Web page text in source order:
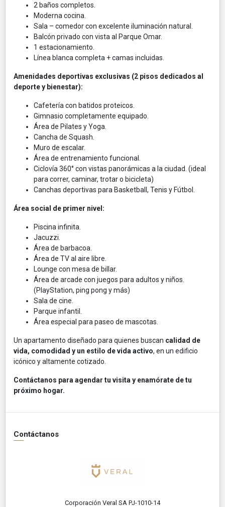
2 baños completos.
Moderna cocina.
Sala – comedor con excelente iluminación natural.
Balcón privado con vista al Parque Omar.
1 estacionamiento.
Línea blanca completa + camas incluidas.
Amenidades deportivas exclusivas (2 pisos dedicados al
deporte y bienestar):
Cafetería con batidos proteicos.
Gimnasio completamente equipado.
Área de Pilates y Yoga.
Cancha de Squash.
Muro de escalar.
Área de entrenamiento funcional.
Ciclovía 360° con vistas panorámicas a la ciudad. (ideal
para correr, caminar, trotar o bicicleta)
Canchas deportivas para Basketball, Tenis y Fútbol.
Área social de primer nivel:
Piscina infinita.
Jacuzzi.
Área de barbacoa.
Área de TV al aire libre.
Lounge con mesa de billar.
Área de arcade con juegos para adultos y niños.
(PlayStation, ping pong y más)
Sala de cine.
Parque infantil.
Área especial para paseo de mascotas.
Un apartamento diseñado para quienes buscan calidad de
vida, comodidad y un estilo de vida activo, en un edificio
icónico y altamente cotizado.
Contáctanos para agendar tu visita y enamórate de tu
próximo hogar.
Contáctanos
Corporación Veral SA PJ-1010-14